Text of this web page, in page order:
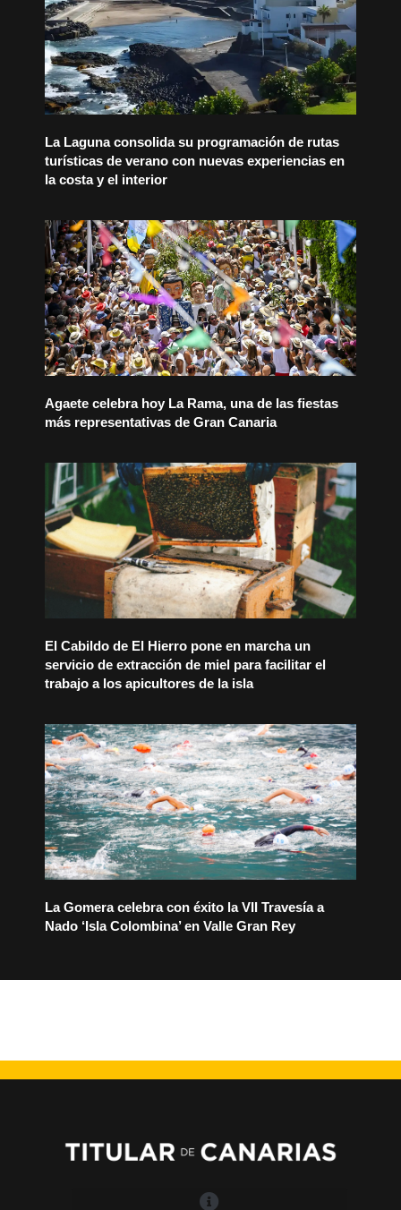
La Laguna consolida su programación de rutas
turísticas de verano con nuevas experiencias en
la costa y el interior
Agaete celebra hoy La Rama, una de las fiestas
más representativas de Gran Canaria
El Cabildo de El Hierro pone en marcha un
servicio de extracción de miel para facilitar el
trabajo a los apicultores de la isla
La Gomera celebra con éxito la VII Travesía a
Nado ‘Isla Colombina’ en Valle Gran Rey